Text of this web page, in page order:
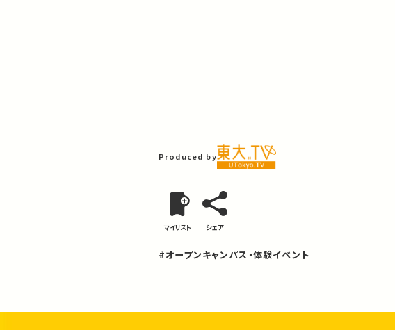
Produced by
マイリスト シェア
#オープンキャンパス・体験イベント